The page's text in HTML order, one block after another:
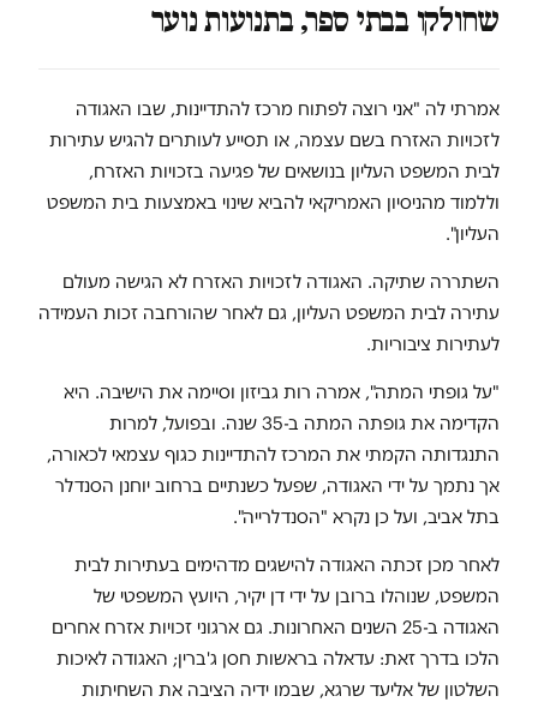
שחולקו בבתי ספר, בתנועות נוער
אמרתי לה "אני רוצה לפתוח מרכז להתדיינות, שבו האגודה
לזכויות האזרח בשם עצמה, או תסייע לעותרים להגיש עתירות
לבית המשפט העליון בנושאים של פגיעה בזכויות האזרח,
וללמוד מהניסיון האמריקאי להביא שינוי באמצעות בית המשפט
העליון".
השתררה שתיקה. האגודה לזכויות האזרח לא הגישה מעולם
עתירה לבית המשפט העליון, גם לאחר שהורחבה זכות העמידה
לעתירות ציבוריות.
"על גופתי המתה", אמרה רות גביזון וסיימה את הישיבה. היא
הקדימה את גופתה המתה ב-35 שנה. ובפועל, למרות
התנגדותה הקמתי את המרכז להתדיינות כגוף עצמאי לכאורה,
אך נתמך על ידי האגודה, שפעל כשנתיים ברחוב יוחנן הסנדלר
בתל אביב, ועל כן נקרא "הסנדלרייה".
לאחר מכן זכתה האגודה להישגים מדהימים בעתירות לבית
המשפט, שנוהלו ברובן על ידי דן יקיר, היועץ המשפטי של
האגודה ב-25 השנים האחרונות. גם ארגוני זכויות אזרח אחרים
הלכו בדרך זאת: עדאלה בראשות חסן ג'ברין; האגודה לאיכות
השלטון של אליעד שרגא, שבמו ידיה הציבה את השחיתות